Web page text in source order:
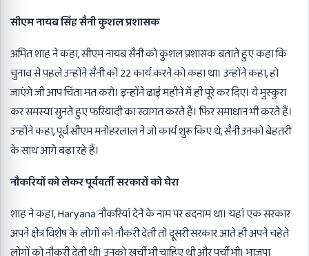
सीएम नायब सिंह सैनी कुशल प्रशासक
अमित शाह ने कहा, सीएम नायब सैनी को कुशल प्रशासक बताते हुए कहा कि
चुनाव से पहले उन्होंने सैनी को 22 कार्य करने को कहा था। उन्होंने कहा, हो
जाएंगे जी आप चिंता मत करो। इन्होंने ढाई महीने में ही पूरे कर दिए। ये मुस्कुरा
कर समस्या सुनते हुए फरियादी का स्वागत करते हैं। फिर समाधान भी करते हैं।
उन्होंने कहा, पूर्व सीएम मनोहरलाल ने जो कार्य शुरू किए थे, सैनी उनको बेहतरी
के साथ आगे बढ़ा रहे हैं।
नौकरियों को लेकर पूर्ववर्ती सरकारों को घेरा
शाह ने कहा, Haryana नौकरियां देने के नाम पर बदनाम था। यहां एक सरकार
अपने क्षेत्र विशेष के लोगों को नौकरी देती तो दूसरी सरकार आते ही अपने चहेते